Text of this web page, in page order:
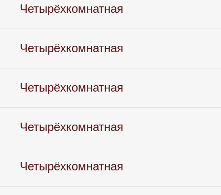
Четырёхкомнатная
Четырёхкомнатная
Четырёхкомнатная
Четырёхкомнатная
Четырёхкомнатная